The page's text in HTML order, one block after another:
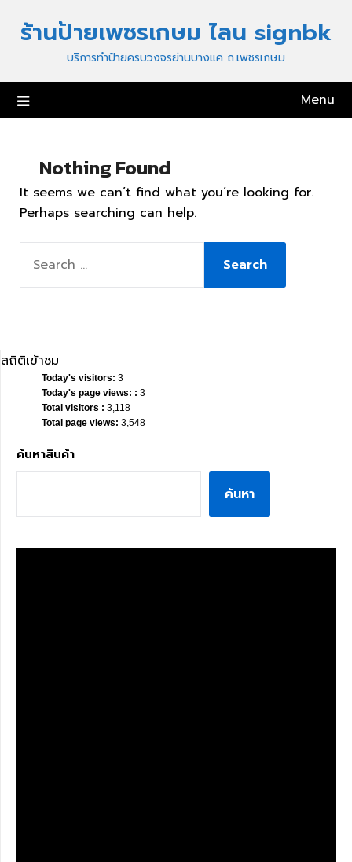
ร้านป้ายเพชรเกษม ไลน signbk
บริการทำป้ายครบวงจรย่านบางแค ถ.เพชรเกษม
Menu
Nothing Found
It seems we can’t find what you’re looking for.
Perhaps searching can help.
FOR:
สถิติเข้าชม
Today's visitors: 3
Today's page views: : 3
Total visitors : 3,118
Total page views: 3,548
ค้นหาสินค้า
ค้นหา